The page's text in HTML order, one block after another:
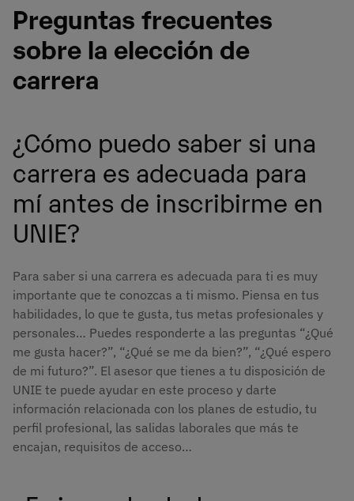
Preguntas frecuentes
sobre la elección de
carrera
¿Cómo puedo saber si una
carrera es adecuada para
mí antes de inscribirme en
UNIE?
Para saber si una carrera es adecuada para ti es muy
importante que te conozcas a ti mismo. Piensa en tus
habilidades, lo que te gusta, tus metas profesionales y
personales… Puedes responderte a las preguntas “¿Qué
me gusta hacer?”, “¿Qué se me da bien?”, “¿Qué espero
de mi futuro?”. El asesor que tienes a tu disposición de
UNIE te puede ayudar en este proceso y darte
información relacionada con los planes de estudio, tu
perfil profesional, las salidas laborales que más te
encajan, requisitos de acceso…